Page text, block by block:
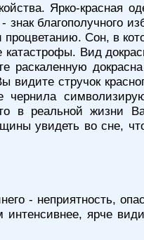
Ярко-красная
благополучного
Сон, в
Вид
видите стручок
в реальной жизни
увидеть во сне,
- неприятность,
ярче